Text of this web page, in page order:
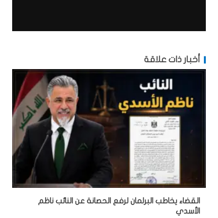
أخبار ذات علاقة
القضاء يخاطب البرلمان لرفع الحصانة عن النائب ناظم
الأسدي